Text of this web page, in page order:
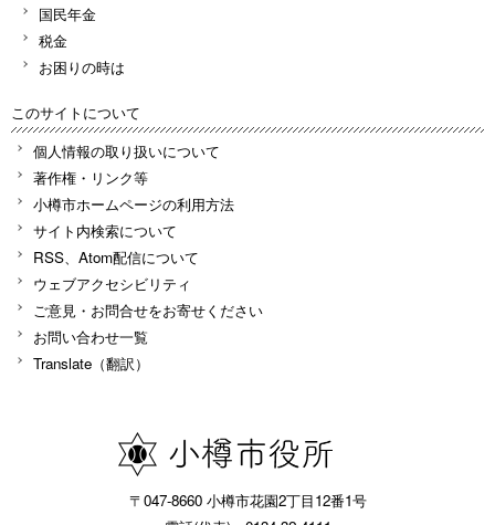
国民年金
税金
お困りの時は
このサイトについて
個人情報の取り扱いについて
著作権・リンク等
小樽市ホームページの利用方法
サイト内検索について
RSS、Atom配信について
ウェブアクセシビリティ
ご意見・お問合せをお寄せください
お問い合わせ一覧
Translate（翻訳）
〒047-8660 小樽市花園2丁目12番1号